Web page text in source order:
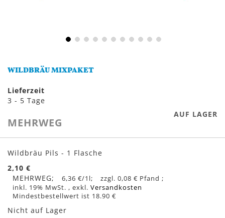
WILDBRÄU MIXPAKET
Lieferzeit
3 - 5 Tage
MEHRWEG
AUF LAGER
Produkte
Artikel
Wildbräu Pils - 1 Flasche
2,10 €
MEHRWEG
6,36 €/1l
0,08 €
inkl. 19% MwSt. , exkl. Versandkosten
Mindestbestellwert ist 18.90 €
Nicht auf Lager
der
springen